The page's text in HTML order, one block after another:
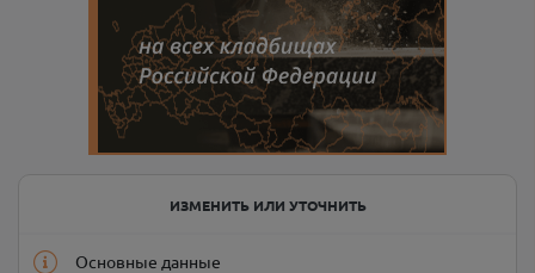
ИЗМЕНИТЬ ИЛИ УТОЧНИТЬ
Основные данные